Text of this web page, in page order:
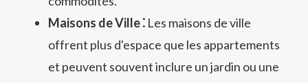
Maisons de Ville ⁚ Les maisons de ville
offrent plus d'espace que les appartements
et peuvent souvent inclure un jardin ou une